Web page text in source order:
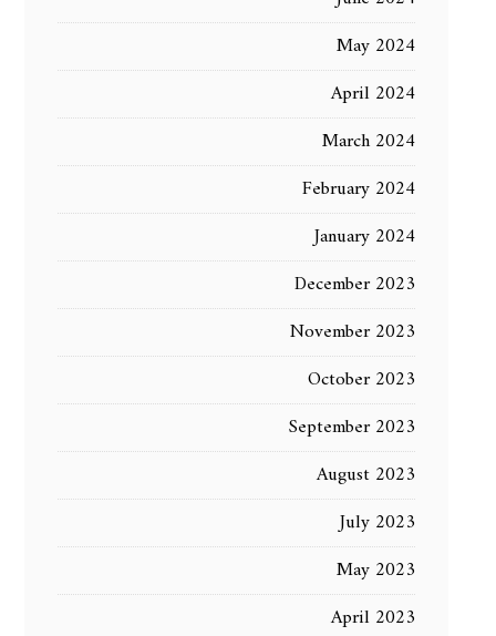
May 2024
April 2024
March 2024
February 2024
January 2024
December 2023
November 2023
October 2023
September 2023
August 2023
July 2023
May 2023
April 2023